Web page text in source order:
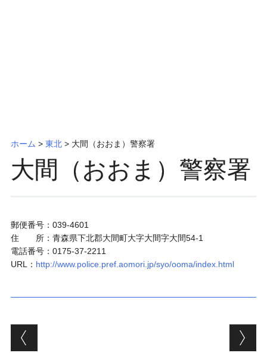
ホーム > 東北> 大間（おおま）警察署
大間（おおま）警察署
郵便番号：039-4601
住 所：青森県下北郡大間町大字大間字大間54-1
電話番号：0175-37-2211
URL： http://www.police.pref.aomori.jp/syo/ooma/index.html
投稿ナビゲーション